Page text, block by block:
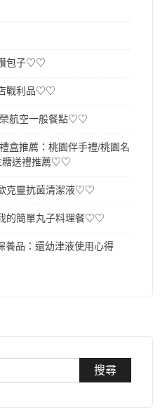
包子♡♡
戰利品♡♡
航空一般餐點♡♡
推薦：桃園伴手禮/桃園名
糖送禮推薦♡♡
克靈抗菌清潔液♡♡
的簡單丸子料理餐♡♡
品：還幼津液使用心得